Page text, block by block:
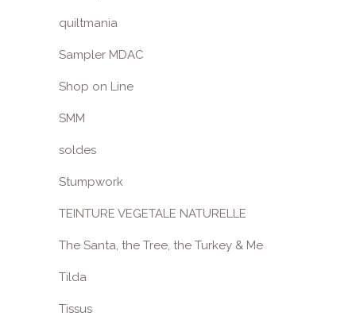
quiltmania
Sampler MDAC
Shop on Line
SMM
soldes
Stumpwork
TEINTURE VEGETALE NATURELLE
The Santa, the Tree, the Turkey & Me
Tilda
Tissus